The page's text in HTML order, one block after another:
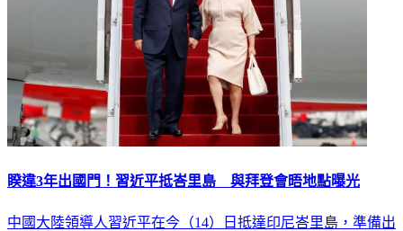
睽違3年出國門！習近平抵峇里島 與拜登會晤地點曝光
中國大陸領導人習近平在今（14）日抵達印尼峇里島，準備出